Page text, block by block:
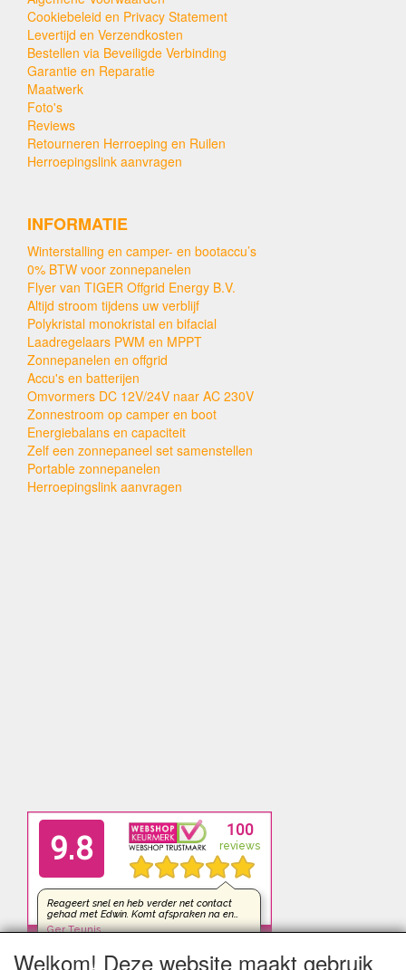
Cookiebeleid en Privacy Statement
Levertijd en Verzendkosten
Bestellen via Beveiligde Verbinding
Garantie en Reparatie
Maatwerk
Foto's
Reviews
Retourneren Herroeping en Ruilen
Herroepingslink aanvragen
INFORMATIE
Winterstalling en camper- en bootaccu’s
0% BTW voor zonnepanelen
Flyer van TIGER Offgrid Energy B.V.
Altijd stroom tijdens uw verblijf
Polykristal monokristal en bifacial
Laadregelaars PWM en MPPT
Zonnepanelen en offgrid
Accu's en batterijen
Omvormers DC 12V/24V naar AC 230V
Zonnestroom op camper en boot
Energiebalans en capaciteit
Zelf een zonnepaneel set samenstellen
Portable zonnepanelen
Herroepingslink aanvragen
Welkom! Deze website maakt gebruik